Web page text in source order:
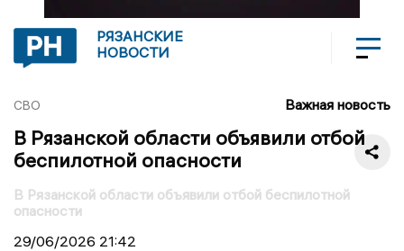
РЯЗАНСКИЕ
НОВОСТИ
СВО Важная новость
В Рязанской области объявили отбой
беспилотной опасности
В Рязанской области объявили отбой беспилотной
опасности
29/06/2026 21:42